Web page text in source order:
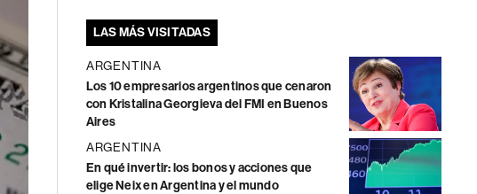
LAS MÁS VISITADAS
ARGENTINA
Los 10 empresarios argentinos que cenaron
con Kristalina Georgieva del FMI en Buenos
Aires
ARGENTINA
En qué invertir: los bonos y acciones que
elige Neix en Argentina y el mundo